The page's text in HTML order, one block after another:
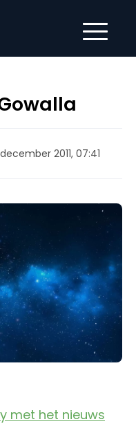
2011, 07:41
met het nieuws